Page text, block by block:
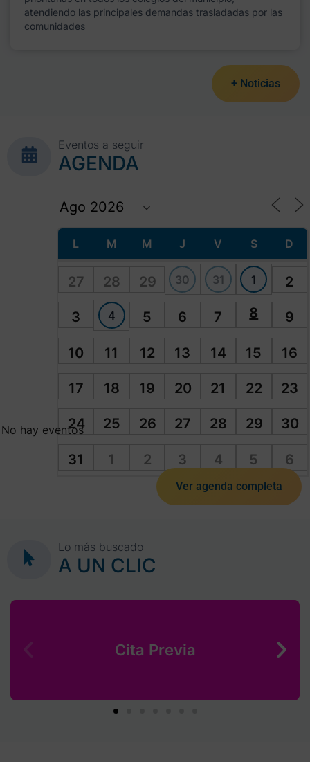
atendiendo las principales demandas trasladadas por las
comunidades
+ Noticias
Eventos a seguir
AGENDA
L M M J V S D
27 28 29 30 31 1 2
3 4 5 6 7 8 9
10 11 12 13 14 15 16
17 18 19 20 21 22 23
24 25 26 27 28 29 30
31 1 2 3 4 5 6
No hay eventos
Ver agenda completa
Lo más buscado
A UN CLIC
Cita Previa